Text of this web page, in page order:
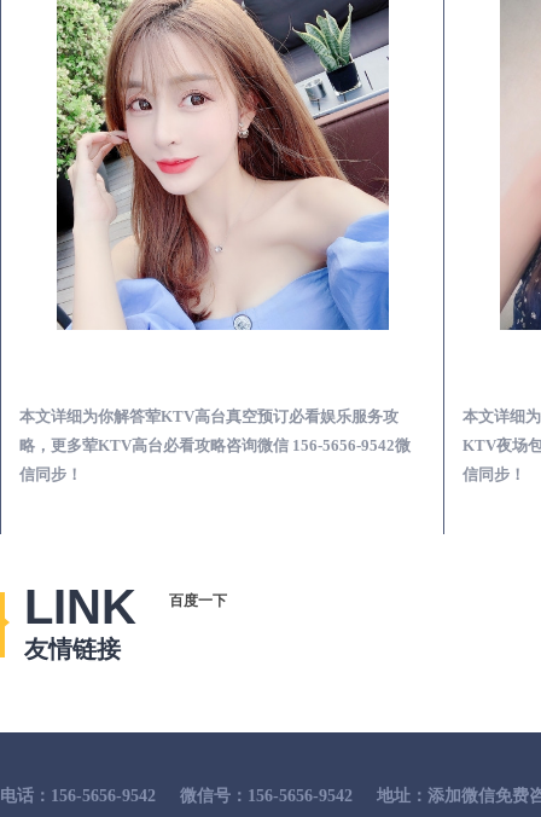
本文详细为你解答荤KTV高台真空预订必看娱乐服务攻
略，更多荤KTV高台必看攻略咨询微信 156-5656-9542微
信同步！
本文详细
KTV夜场
信同步！
LINK
友情链接
百度一下
电话：156-5656-9542 微信号：156-5656-9542 地址：添加微信免费